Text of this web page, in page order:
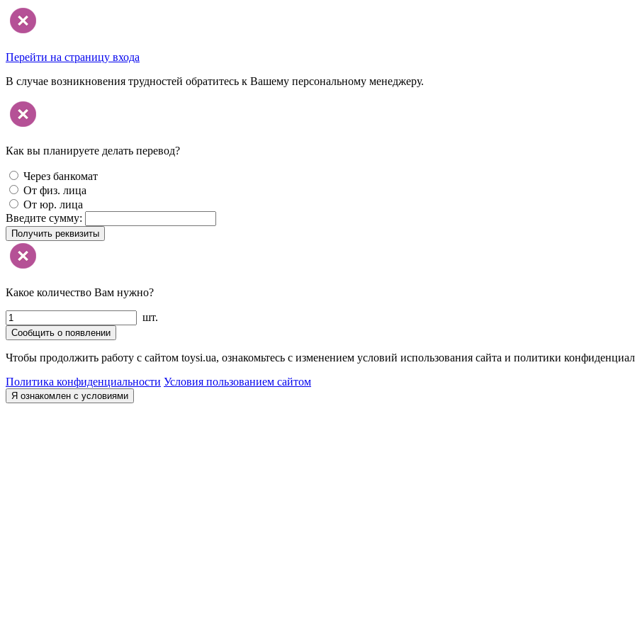
Перейти на страницу входа
В случае возникновения трудностей обратитесь к Вашему персональному менеджеру.
Как вы планируете делать перевод?
Через банкомат
От физ. лица
От юр. лица
Введите сумму:
Получить реквизиты
Какое количество Вам нужно?
шт.
Сообщить о появлении
Чтобы продолжить работу с сайтом toysi.ua, ознакомьтесь с изменением условий использования сайта и политики
Политика конфиденциальности Условия пользованием сайтом
Я ознакомлен с условиями